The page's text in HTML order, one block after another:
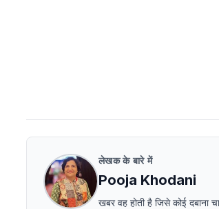
लेखक के बारे में
Pooja Khodani
खबर वह होती है जिसे कोई दबाना